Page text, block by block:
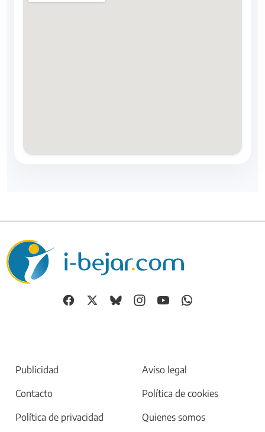
Publicidad
Aviso legal
Contacto
Política de cookies
Política de privacidad
Quienes somos